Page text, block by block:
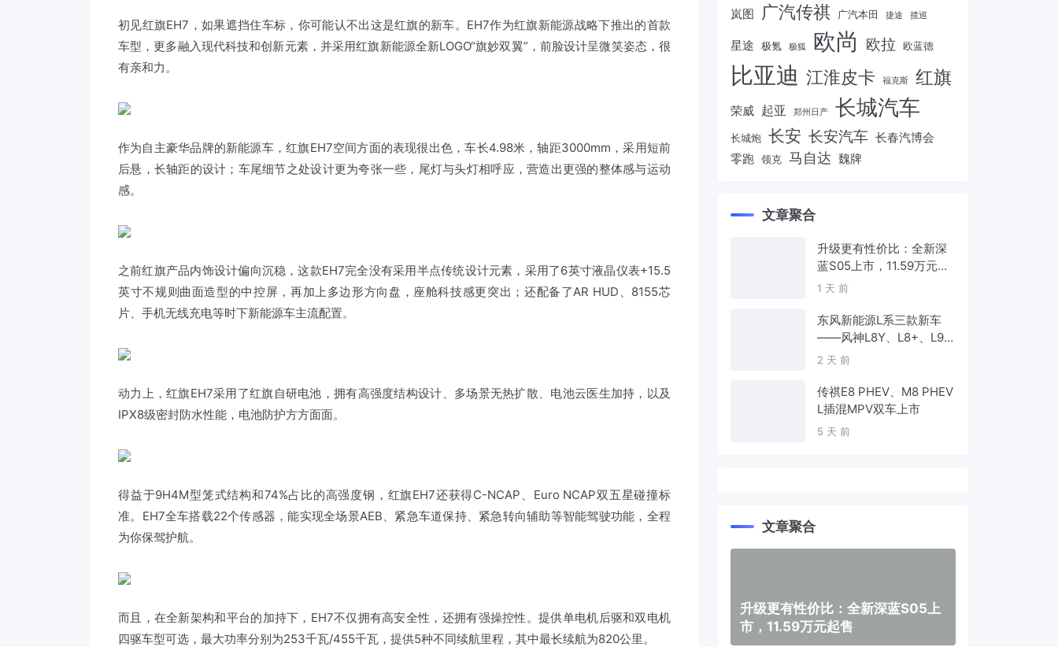
初见红旗EH7，如果遮挡住车标，你可能认不出这是红旗的新车。EH7作为红旗新能源战略下推出的首款
车型，更多融入现代科技和创新元素，并采用红旗新能源全新LOGO“旗妙双翼”，前脸设计呈微笑姿态，很
有亲和力。
作为自主豪华品牌的新能源车，红旗EH7空间方面的表现很出色，车长4.98米，轴距3000mm，采用短前
后悬，长轴距的设计；车尾细节之处设计更为夸张一些，尾灯与头灯相呼应，营造出更强的整体感与运动
感。
之前红旗产品内饰设计偏向沉稳，这款EH7完全没有采用半点传统设计元素，采用了6英寸液晶仪表+15.5
英寸不规则曲面造型的中控屏，再加上多边形方向盘，座舱科技感更突出；还配备了AR HUD、8155芯
片、手机无线充电等时下新能源车主流配置。
动力上，红旗EH7采用了红旗自研电池，拥有高强度结构设计、多场景无热扩散、电池云医生加持，以及
IPX8级密封防水性能，电池防护方方面面。
得益于9H4M型笼式结构和74%占比的高强度钢，红旗EH7还获得C-NCAP、Euro NCAP双五星碰撞标
准。EH7全车搭载22个传感器，能实现全场景AEB、紧急车道保持、紧急转向辅助等智能驾驶功能，全程
为你保驾护航。
而且，在全新架构和平台的加持下，EH7不仅拥有高安全性，还拥有强操控性。提供单电机后驱和双电机
四驱车型可选，最大功率分别为253千瓦/455千瓦，提供5种不同续航里程，其中最长续航为820公里。
岚图 广汽传祺 广汽本田 捷途 揽巡
星途 极氪 极狐 欧尚 欧拉 欧蓝德
比亚迪 江淮皮卡 福克斯 红旗
荣威 起亚 郑州日产 长城汽车
长城炮 长安 长安汽车 长春汽博会
零跑 领克 马自达 魏牌
文章聚合
升级更有性价比：全新深
蓝S05上市，11.59万元起
售
1 天 前
东风新能源L系三款新车
——风神L8Y、L8+、L9
首发亮相，覆盖纯电、插
2 天 前
传祺E8 PHEV、M8 PHEV
L插混MPV双车上市
5 天 前
文章聚合
升级更有性价比：全新深蓝S05上
市，11.59万元起售